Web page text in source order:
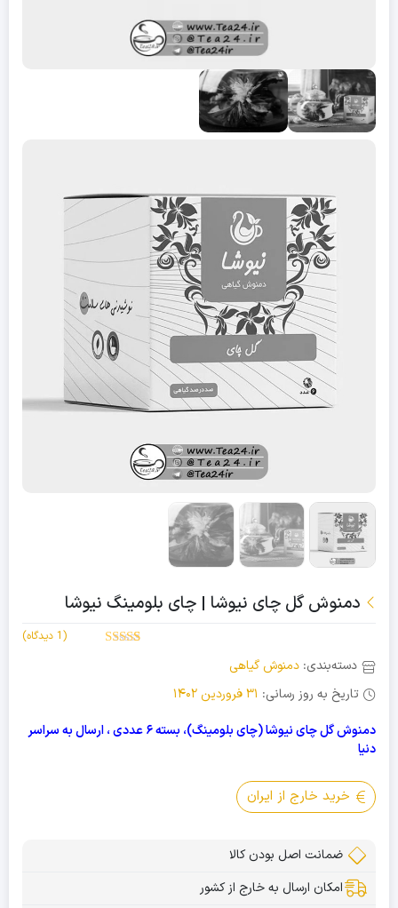
دمنوش گل چای نیوشا | چای بلومینگ نیوشا
(
1 دیدگاه)
دسته‌بندی: دمنوش گیاهی
تاریخ به روز رسانی: 31 فروردین 1402
دمنوش گل چای نیوشا (چای بلومینگ)، بسته ۶ عددی ، ارسال به سراسر
دنیا
خرید خارج از ایران
ضمانت اصل بودن کالا
امکان ارسال به خارج از کشور